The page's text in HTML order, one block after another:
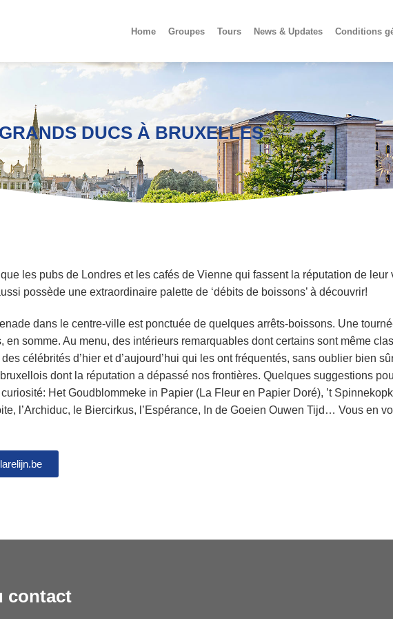
Home Groupes Tours News & Updates Conditions
DUCS À BRUXELLES
que les pubs de Londres et les cafés de Vienne qui fassent la réputation de leur
possède une extraordinaire palette de ‘débits de boissons’ à découvrir!
dans le centre-ville est ponctuée de quelques arrêts-boissons. Une
en somme. Au menu, des intérieurs remarquables dont certains sont même
célébrités d’hier et d’aujourd’hui qui les ont fréquentés, sans oublier bien
dont la réputation a dépassé nos frontières. Quelques suggestions
Het Goudblommeke in Papier (La Fleur en Papier Doré), ’t
l’Archiduc, le Biercirkus, l’Espérance, In de Goeien Ouwen Tijd… Vous en
contact